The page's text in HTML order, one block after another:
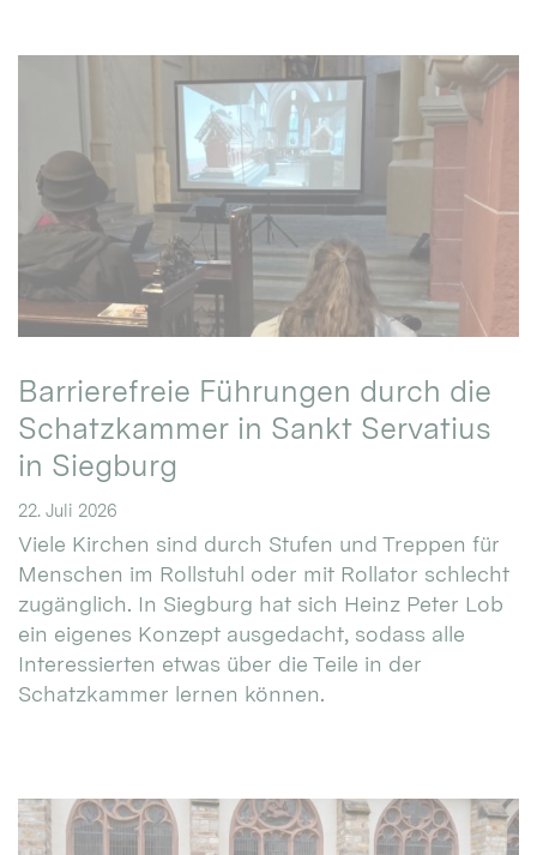
Barrierefreie Führungen durch die
Schatzkammer in Sankt Servatius
in Siegburg
22. Juli 2026
Viele Kirchen sind durch Stufen und Treppen für
Menschen im Rollstuhl oder mit Rollator schlecht
zugänglich. In Siegburg hat sich Heinz Peter Lob
ein eigenes Konzept ausgedacht, sodass alle
Interessierten etwas über die Teile in der
Schatzkammer lernen können.